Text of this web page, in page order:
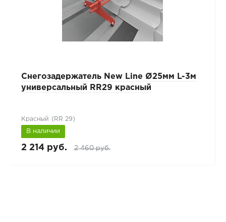
Снегозадержатель New Line Ø25мм L-3м
универсальный RR29 красный
Красный (RR 29)
В наличии
2 214 руб. 2 460 руб.